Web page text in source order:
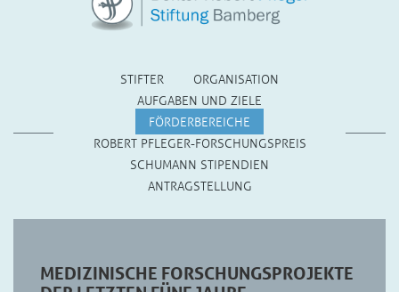
STIFTER
ORGANISATION
AUFGABEN UND ZIELE
FÖRDERBEREICHE
ROBERT PFLEGER-FORSCHUNGSPREIS
SCHUMANN STIPENDIEN
ANTRAGSTELLUNG
MEDIZINISCHE FORSCHUNGSPROJEKTE